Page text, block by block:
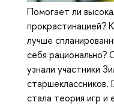
Помогает ли
прокрастинацией?
лучше
себя
узнали участники
старшеклассников.
стала теория игр и